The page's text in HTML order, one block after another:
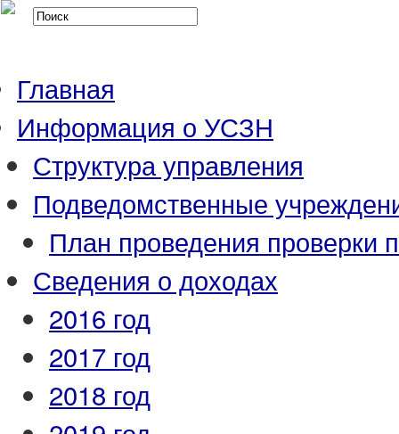
Главная
Информация о УСЗН
Структура управления
Подведомственные
План проведения проверки
Сведения о доходах
2016 год
2017 год
2018 год